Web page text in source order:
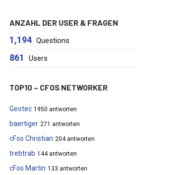
ANZAHL DER USER & FRAGEN
1,194 Questions
861 Users
TOP10 – CFOS NETWORKER
Geotec 1950 antworten
baertiger 271 antworten
cFos Christian 204 antworten
trebtrab 144 antworten
cFos Martin 133 antworten